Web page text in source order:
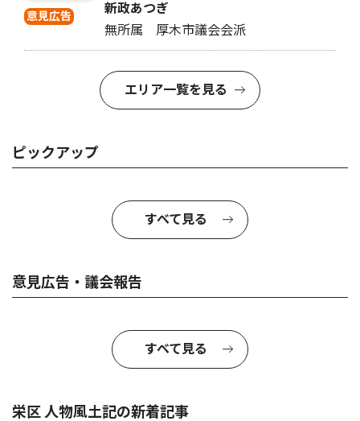
意見広告
新政あつぎ
無所属 厚木市議会会派
エリア一覧を見る
ピックアップ
すべて見る
意見広告・議会報告
すべて見る
栄区 人物風土記の新着記事